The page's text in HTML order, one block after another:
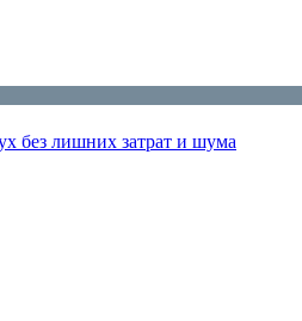
без лишних затрат и шума